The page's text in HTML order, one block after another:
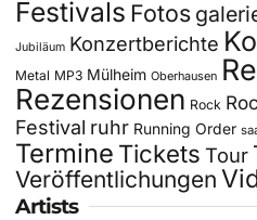
Festivals Fotos
Jubiläum Konzertberichte
Metal MP3 Mülheim Oberhausen
Rezensionen Rock
Festival ruhr Running Order
Termine Tickets Tour
Veröffentlichungen
Artists